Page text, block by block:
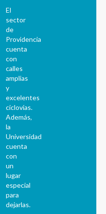
El
sector
de
Providencia
cuenta
con
calles
amplias
y
excelentes
ciclovías.
Además,
la
Universidad
cuenta
con
un
lugar
especial
para
dejarlas.